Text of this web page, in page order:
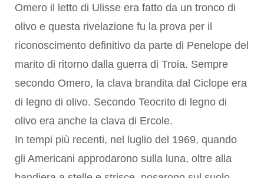
Omero il letto di Ulisse era fatto da un tronco di
olivo e questa rivelazione fu la prova per il
riconoscimento definitivo da parte di Penelope del
marito di ritorno dalla guerra di Troia. Sempre
secondo Omero, la clava brandita dal Ciclope era
di legno di olivo. Secondo Teocrito di legno di
olivo era anche la clava di Ercole.
In tempi più recenti, nel luglio del 1969, quando
gli Americani approdarono sulla luna, oltre alla